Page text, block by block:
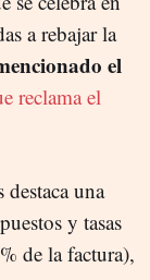
a rebajar la
el
reclama el
una
y tasas
de la factura),